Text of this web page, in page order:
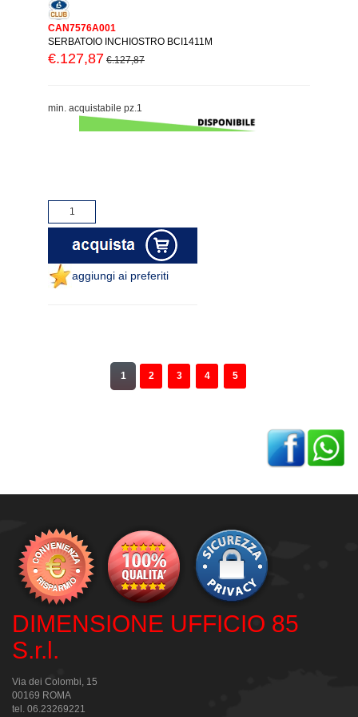
CAN7576A001
SERBATOIO INCHIOSTRO BCI1411M
€.127,87 €.127,87
min. acquistabile pz.1
aggiungi ai preferiti
1 2 3 4 5
DIMENSIONE UFFICIO 85
S.r.l.
Via dei Colombi, 15
00169 ROMA
tel. 06.23269221